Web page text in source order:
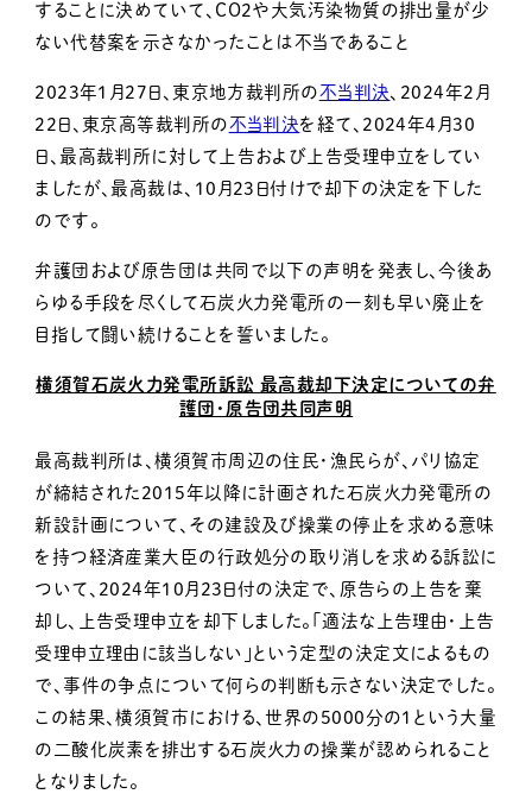
することに決めていて、CO2や大気汚染物質の排出量が少
ない代替案を示さなかったことは不当であること
2023年1月27日、東京地方裁判所の不当判決、2024年2月
22日、東京高等裁判所の不当判決を経て、2024年4月30
日、最高裁判所に対して上告および上告受理申立をしてい
ましたが、最高裁は、10月23日付けで却下の決定を下した
のです。
弁護団および原告団は共同で以下の声明を発表し、今後あ
らゆる手段を尽くして石炭火力発電所の一刻も早い廃止を
目指して闘い続けることを誓いました。
横須賀石炭火力発電所訴訟 最高裁却下決定についての弁
護団・原告団共同声明
最高裁判所は、横須賀市周辺の住民・漁民らが、パリ協定
が締結された2015年以降に計画された石炭火力発電所の
新設計画について、その建設及び操業の停止を求める意味
を持つ経済産業大臣の行政処分の取り消しを求める訴訟に
ついて、2024年10月23日付の決定で、原告らの上告を棄
却し、上告受理申立を却下しました。「適法な上告理由・上告
受理申立理由に該当しない」という定型の決定文によるもの
で、事件の争点について何らの判断も示さない決定でした。
この結果、横須賀市における、世界の5000分の１という大量
の二酸化炭素を排出する石炭火力の操業が認められること
となりました。